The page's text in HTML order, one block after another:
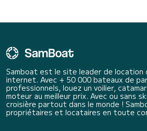
Samboat est le site leader de location
internet. Avec + 50 000 bateaux de
professionnels, louez un voilier,
moteur au meilleur prix. Avec ou sans
croisière partout dans le monde !
propriétaires et locataires en toute